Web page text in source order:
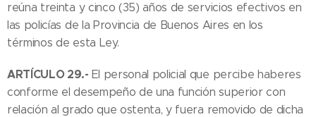
reúna treinta y cinco (35) años de servicios efectivos en
las policías de la Provincia de Buenos Aires en los
términos de esta Ley.
ARTÍCULO 29.- El personal policial que percibe haberes
conforme el desempeño de una función superior con
relación al grado que ostenta, y fuera removido de dicha